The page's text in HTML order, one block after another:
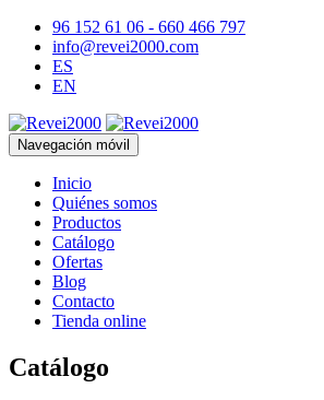
96 152 61 06 - 660 466 797
info@revei2000.com
ES
EN
Navegación móvil
Inicio
Quiénes somos
Productos
Catálogo
Ofertas
Blog
Contacto
Tienda online
Catálogo